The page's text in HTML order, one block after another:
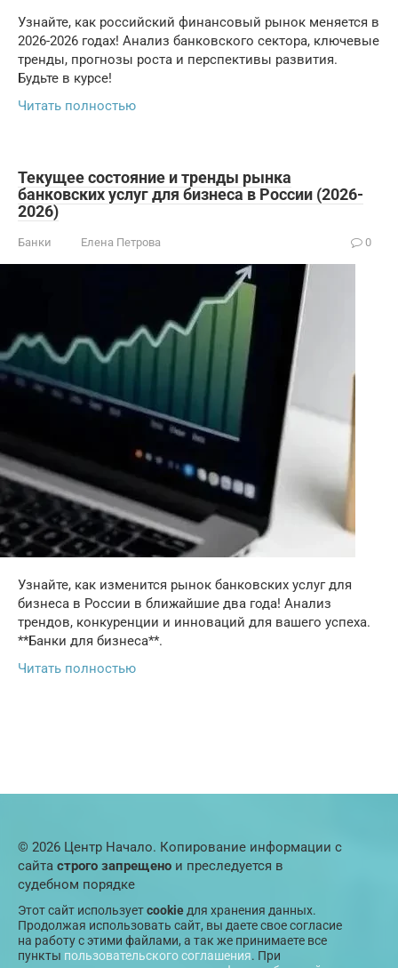
Узнайте, как российский финансовый рынок меняется в
2026-2026 годах! Анализ банковского сектора, ключевые
тренды, прогнозы роста и перспективы развития.
Будьте в курсе!
Читать полностью
Текущее состояние и тренды рынка
банковских услуг для бизнеса в России (2026-
2026)
Банки Елена Петрова 0
Узнайте, как изменится рынок банковских услуг для
бизнеса в России в ближайшие два года! Анализ
трендов, конкуренции и инноваций для вашего успеха.
**Банки для бизнеса**.
Читать полностью
© 2026 Центр Начало. Копирование информации с
сайта строго запрещено и преследуется в
судебном порядке
Этот сайт используетcookie для хранения данных.
Продолжая использовать сайт, вы даете свое согласие
на работу с этими файлами, а так же принимаете все
пункты пользовательского соглашения. При